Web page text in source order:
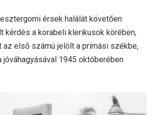
érsek halálát követően
kérdés a korabeli klerikusok körében,
az első számú jelölt a prímási székbe,
jóváhagyásával 1945 októberében